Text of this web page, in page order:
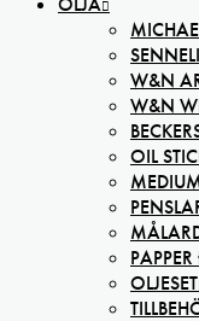
W&N
W&N
OIL
OLJESET